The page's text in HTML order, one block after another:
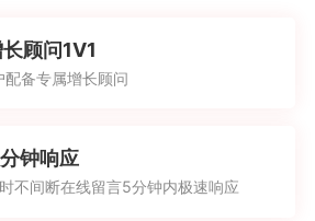
顾问1V1
配备专属增长顾问
钟响应
不间断在线留言5分钟内极速响应